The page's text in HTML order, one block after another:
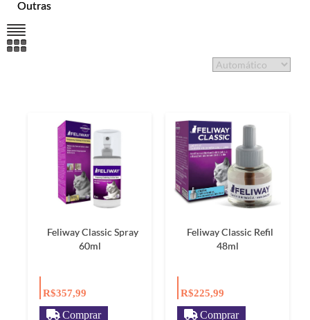
Outras
Feliway Classic Spray
60ml
R$357,99
Comprar
Feliway Classic Refil
48ml
R$225,99
Comprar